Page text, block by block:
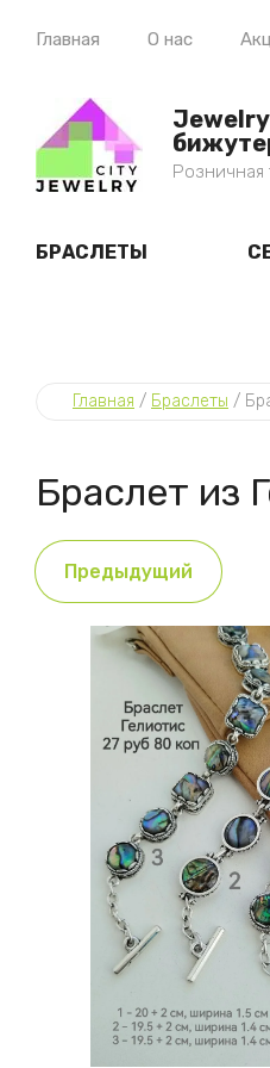
Главная О нас
Розничная
БРАСЛЕТЫ
Главная / Браслеты /
Браслет из
Предыдущий